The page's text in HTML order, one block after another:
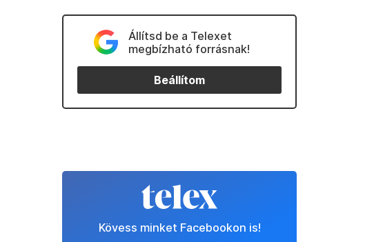
Állítsd be a Telexet
megbízható forrásnak!
Beállítom
Kövess minket Facebookon is!